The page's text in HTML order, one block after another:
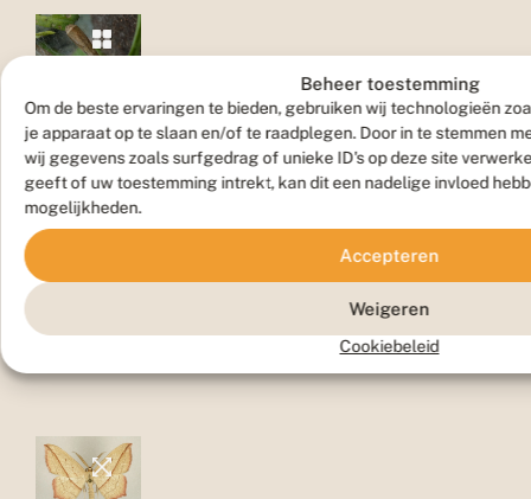
Beheer toestemming
Om de beste ervaringen te bieden, gebruiken wij technologieën
je apparaat op te slaan en/of te raadplegen. Door in te stemmen
wij gegevens zoals surfgedrag of unieke ID's op deze site
geeft of uw toestemming intrekt, kan dit een nadelige invloed
mogelijkheden.
Accepteren
Weigeren
Cookiebeleid
Pop
Vlinder